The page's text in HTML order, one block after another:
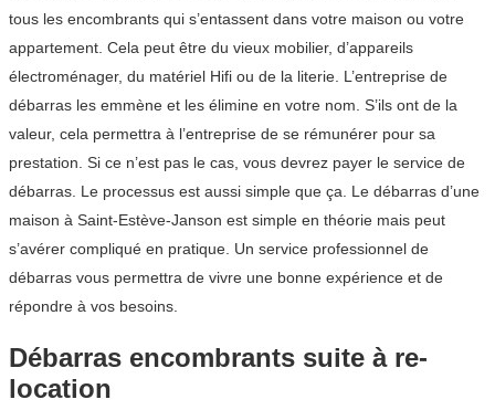
tous les encombrants qui s’entassent dans votre maison ou votre
appartement. Cela peut être du vieux mobilier, d’appareils
électroménager, du matériel Hifi ou de la literie. L’entreprise de
débarras les emmène et les élimine en votre nom. S’ils ont de la
valeur, cela permettra à l’entreprise de se rémunérer pour sa
prestation. Si ce n’est pas le cas, vous devrez payer le service de
débarras. Le processus est aussi simple que ça. Le débarras d’une
maison à Saint-Estève-Janson est simple en théorie mais peut
s’avérer compliqué en pratique. Un service professionnel de
débarras vous permettra de vivre une bonne expérience et de
répondre à vos besoins.
Débarras encombrants suite à re-
location